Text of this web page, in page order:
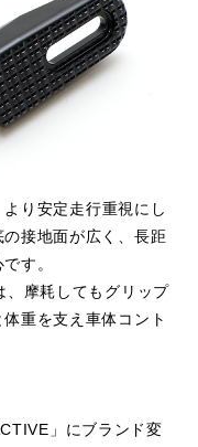
り安定走行重視にし
接地面が広く、長距
す。
、摩耗してもグリップ
重を支え車体コント
」にブランド変